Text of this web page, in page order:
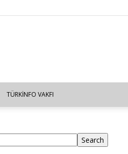
TÜRKINFO VAKFI
Search